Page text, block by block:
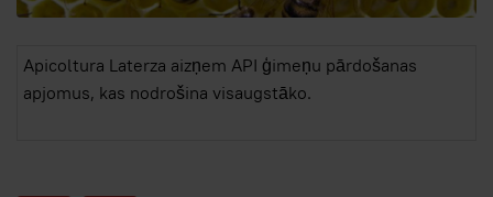
Apicoltura Laterza aizņem API ģimeņu pārdošanas
apjomus, kas nodrošina visaugstāko.